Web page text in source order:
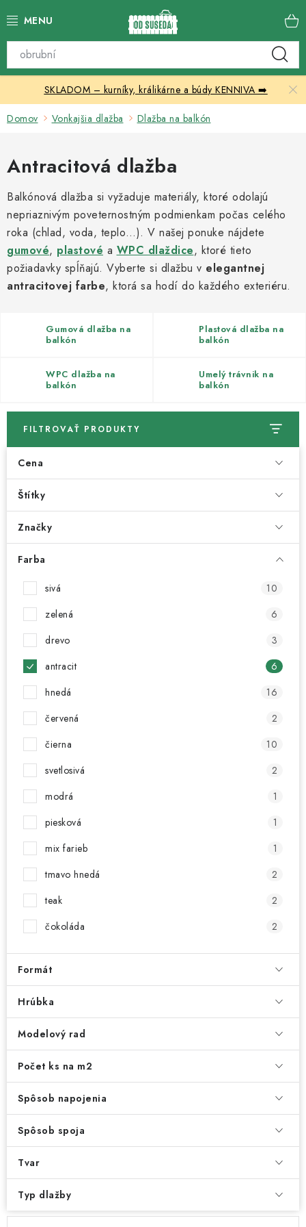
na
Katalóg produktov
Skleníky
Chovateľské potreby
Prístrešky
Vonkajšia dlažba
Kontakty
SKLADOM – kurníky, králikárne a búdy KENNIVA ➡️
Domov Vonkajšia dlažba Dlažba na balkón
Antracitová dlažba
Balkónová dlažba si vyžaduje materiály, ktoré odolajú
nepriaznivým poveternostným podmienkam počas celého
roka (chlad, voda, teplo…). V našej ponuke nájdete
gumové, plastové a WPC dlaždice, ktoré tieto
požiadavky spĺňajú. Vyberte si dlažbu v elegantnej
antracitovej farbe, ktorá sa hodí do každého exteriéru.
Gumová dlažba na
balkón
Plastová dlažba na
balkón
WPC dlažba na
balkón
Umelý trávnik na
balkón
FILTROVAŤ PRODUKTY
Cena
Štítky
Značky
Farba
sivá
10
zelená
6
drevo
3
antracit
6
hnedá
16
červená
2
čierna
10
svetlosivá
2
modrá
1
piesková
1
mix farieb
1
tmavo hnedá
2
teak
2
čokoláda
2
Formát
Hrúbka
Modelový rad
Počet ks na m2
Spôsob napojenia
Spôsob spoja
Tvar
Typ dlažby